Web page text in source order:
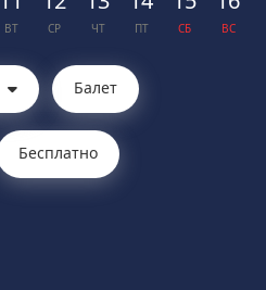
ВТ СР ЧТ ПТ СБ ВС
Балет
Бесплатно